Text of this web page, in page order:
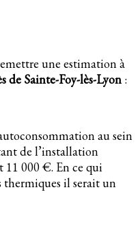
une estimation à
de Sainte-Foy-lès-Lyon :
au sein
de l’installation
11 000 €. En ce qui
thermiques il serait un